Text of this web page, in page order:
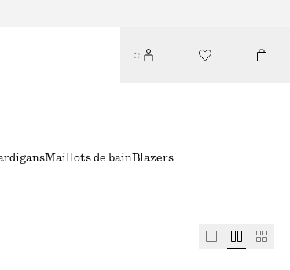
Maillots de bainBlazers